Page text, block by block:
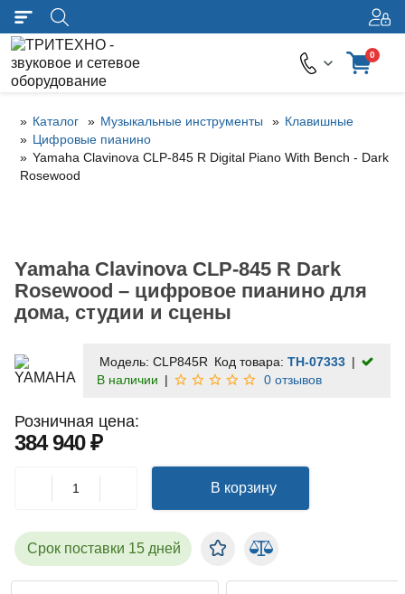
0
Каталог Музыкальные инструменты
Клавишные
Цифровые пианино
Yamaha Clavinova CLP-845 R Digital Piano With Bench - Dark
Rosewood
Yamaha Clavinova CLP-845 R Dark
Rosewood – цифровое пианино для
дома, студии и сцены
Модель: CLP845R Код товара: TH-07333
В наличии
0 отзывов
Розничная цена:
384 940 ₽
В корзину
Срок поставки 15 дней